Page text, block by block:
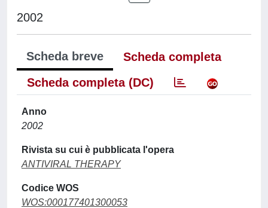
2002
Scheda breve
Scheda completa
Scheda completa (DC)
Anno
2002
Rivista su cui è pubblicata l'opera
ANTIVIRAL THERAPY
Codice WOS
WOS:000177401300053